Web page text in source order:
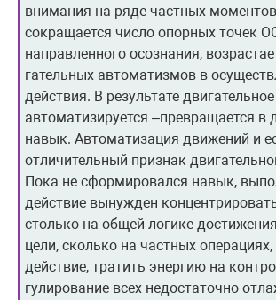
внимания на ряде частных
сокращается число опорных точек
направленного осознания,
гательных автоматизмов в
действия. В результате
автоматизируется –превращается в
навык. Автоматизация движений и
отличительный признак
Пока не сформировался навык,
действие вынуж­ден
столько на общей логике
цели, сколько на частных
действие, тратить энергию на
гулирование всех недостаточно